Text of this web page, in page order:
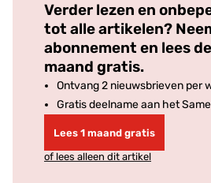
Verder lezen en
tot alle artikelen?
abonnement en lees
maand gratis.
Ontvang 2 nieuwsbrieven per
Gratis deelname aan het
Lees 1 maand gratis
of lees alleen dit artikel